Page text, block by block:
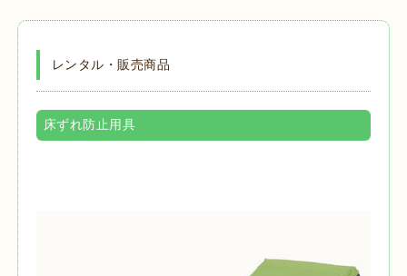
レンタル・販売商品
床ずれ防止用具